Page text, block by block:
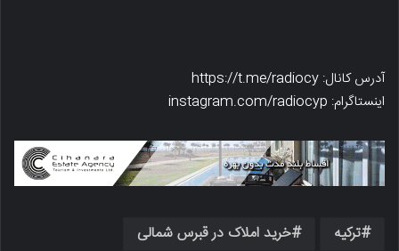
آدرس کانال: https://t.me/radiocy
اینستاگرام: instagram.com/radiocyp
ترکیه
خرید املاک در قبرس شمالی